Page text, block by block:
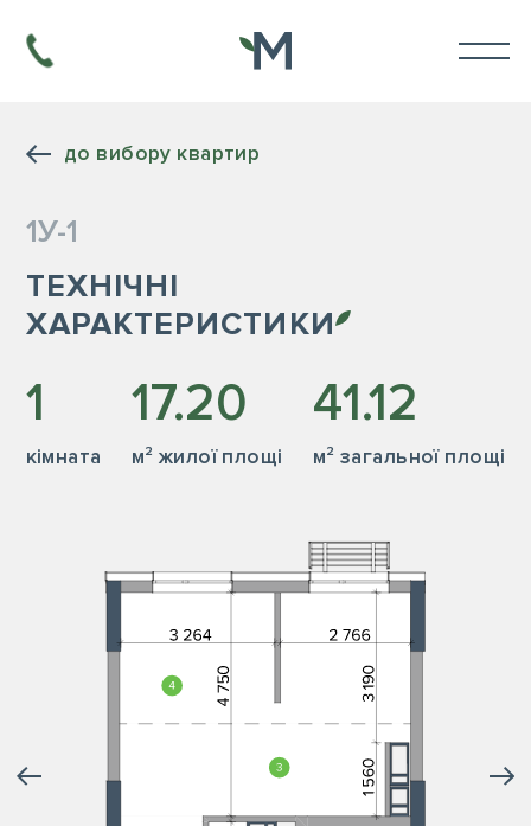
до вибору квартир
1У-1
ТЕХНІЧНІ
ХАРАКТЕРИСТИКИ
1
кiмната
17.20
м² жилої площі
41.12
м² загальної площі